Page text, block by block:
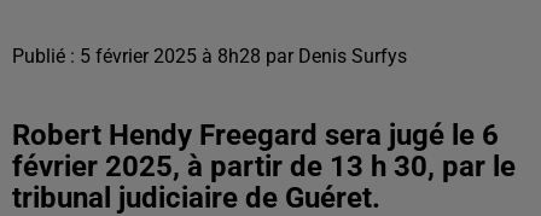
Publié : 5 février 2025 à 8h28 par Denis Surfys
Robert Hendy Freegard sera jugé le 6
février 2025, à partir de 13 h 30, par le
tribunal judiciaire de Guéret.